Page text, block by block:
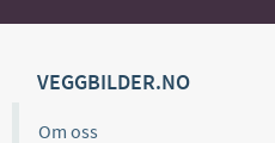
VEGGBILDER.NO
Om oss